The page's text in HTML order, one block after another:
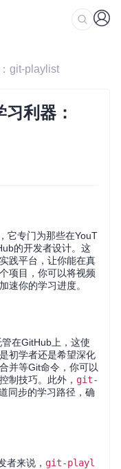
git-playlist
利器：
它专门为那些在YouT
的开发者设计。这
践平台，让你能在真
项目，你可以将视频
速你的学习进度。
在GitHub上，这使
初学者还是希望深化
并等Git命令，你可以
制技巧。此外， git-
同步的学习路径，确
者来说， git-playl